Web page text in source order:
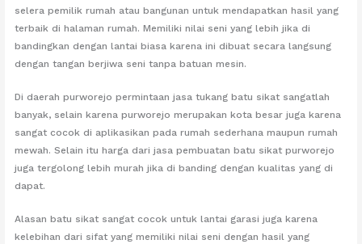
selera pemilik rumah atau bangunan untuk mendapatkan hasil yang
terbaik di halaman rumah. Memiliki nilai seni yang lebih jika di
bandingkan dengan lantai biasa karena ini dibuat secara langsung
dengan tangan berjiwa seni tanpa batuan mesin.
Di daerah purworejo permintaan jasa tukang batu sikat sangatlah
banyak, selain karena purworejo merupakan kota besar juga karena
sangat cocok di aplikasikan pada rumah sederhana maupun rumah
mewah. Selain itu harga dari jasa pembuatan batu sikat purworejo
juga tergolong lebih murah jika di banding dengan kualitas yang di
dapat.
Alasan batu sikat sangat cocok untuk lantai garasi juga karena
kelebihan dari sifat yang memiliki nilai seni dengan hasil yang